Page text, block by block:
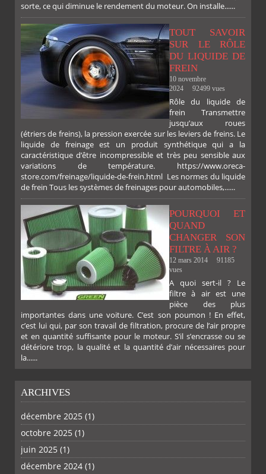
TWITTERGOOGLEPINTEREST
sorte, ce qui diminue le rendement du moteur. On installe......
TOUT SAVOIR
SUR LE RÔLE
DU LIQUIDE DE
FREIN
10 novembre
2024
92499 vues
Rôle du liquide de
frein Transmettre
jusqu’aux roues
(étriers de freins), la pression exercée sur les leviers de freins. Le
liquide de freinage est un produit synthétique qui a la
caractéristique d’être incompressible et très peu sensible aux
variations de température. https://www.oreca-
store.com/freinage/liquide-de-frein.html Les normes du liquide
de frein Tous les systèmes de freinages pour automobiles,......
POURQUOI ET
QUAND
CHANGER SON
FILTRE À AIR ?
12 mars 2014
91185
vues
A quoi sert-il ? Le
filtre à air est une
pièce des plus
importantes dans une voiture. C’est son poumon ! En effet,
c’est lui qui, par son travail de filtration, procure de l’air propre
et en quantité suffisante pour le moteur. S’il s’encrasse ou se
détériore trop, la qualité et la quantité d’air nécessaires pour
la......
ARCHIVES
décembre 2025 (1)
octobre 2025 (1)
juin 2025 (1)
décembre 2024 (1)